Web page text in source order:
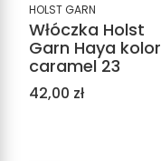
HOLST GARN
Włóczka Holst
Garn Haya kolor
caramel 23
Cena
42,00 zł